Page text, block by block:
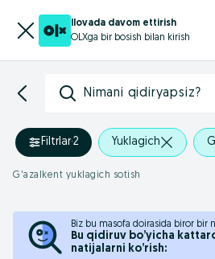
Ilovada davom ettirish
OLXga bir bosish bilan kirish
Nimani qidiryapsiz?
Filtrlar·2 Yuklagich
G'azalkent yuklagich sotish
Biz bu masofa doirasida biror bir
Bu qidiruv bo’yicha
natijalarni ko’rish: